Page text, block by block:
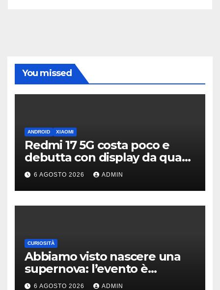
You missed
ANDROID XIAOMI
Redmi 17 5G costa poco e
debutta con display da quasi
7 pollici e batteria enorme
6 AGOSTO 2026 ADMIN
CURIOSITÀ
Abbiamo visto nascere una
supernova: l’evento è
rarissimo
6 AGOSTO 2026 ADMIN